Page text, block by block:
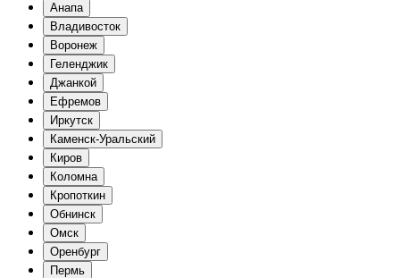
Анапа
Владивосток
Воронеж
Геленджик
Джанкой
Ефремов
Иркутск
Каменск-Уральский
Киров
Коломна
Кропоткин
Обнинск
Омск
Оренбург
Пермь